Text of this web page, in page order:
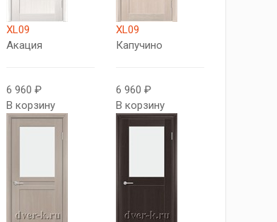
XL09
Акация
6 960 ₽
В корзину
XL09
Капучино
6 960 ₽
В корзину